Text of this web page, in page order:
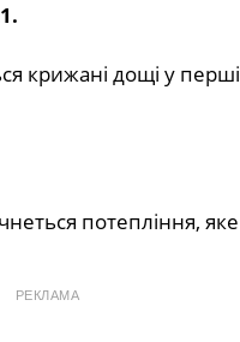
крижані дощі у
потепління,
РЕКЛАМА